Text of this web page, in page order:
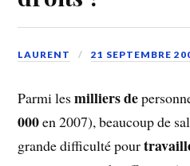
LAURENT 21 SEPTEMBRE
Parmi lesmilliers de
000en 2007), beaucoup de
grande difficulté pour